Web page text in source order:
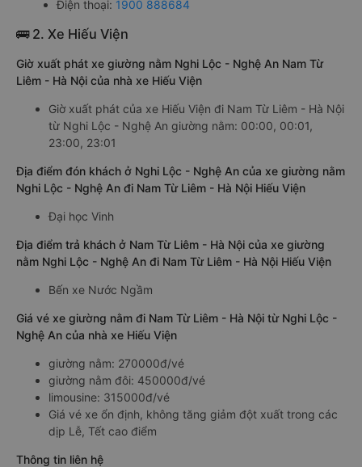
Điện thoại: 1900 888684
🚌 2. Xe Hiếu Viện
Giờ xuất phát xe giường nằm Nghi Lộc - Nghệ An Nam Từ
Liêm - Hà Nội của nhà xe Hiếu Viện
Giờ xuất phát của xe Hiếu Viện đi Nam Từ Liêm - Hà Nội
từ Nghi Lộc - Nghệ An giường nằm: 00:00, 00:01,
23:00, 23:01
Địa điểm đón khách ở Nghi Lộc - Nghệ An của xe giường nằm
Nghi Lộc - Nghệ An đi Nam Từ Liêm - Hà Nội Hiếu Viện
Đại học Vinh
Địa điểm trả khách ở Nam Từ Liêm - Hà Nội của xe giường
nằm Nghi Lộc - Nghệ An đi Nam Từ Liêm - Hà Nội Hiếu Viện
Bến xe Nước Ngầm
Giá vé xe giường nằm đi Nam Từ Liêm - Hà Nội từ Nghi Lộc -
Nghệ An của nhà xe Hiếu Viện
giường nằm: 270000đ/vé
giường nằm đôi: 450000đ/vé
limousine: 315000đ/vé
Giá vé xe ổn định, không tăng giảm đột xuất trong các
dịp Lễ, Tết cao điểm
Thông tin liên hệ